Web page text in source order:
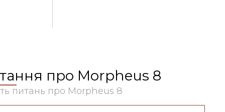
про Morpheus 8
питань про Morpheus 8